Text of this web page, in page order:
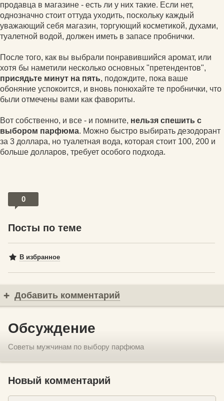
продавца в магазине - есть ли у них такие. Если нет,
однозначно стоит оттуда уходить, поскольку каждый
уважающий себя магазин, торгующий косметикой, духами,
туалетной водой, должен иметь в запасе пробнички.
После того, как вы выбрали понравившийся аромат, или
хотя бы наметили несколько основных "претендентов",
присядьте минут на пять, подождите, пока ваше
обоняние успокоится, и вновь понюхайте те пробнички, что
были отмечены вами как фавориты.
Вот собственно, и все - и помните, нельзя спешить с
выбором парфюма. Можно быстро выбирать дезодорант
за 3 доллара, но туалетная вода, которая стоит 100, 200 и
больше долларов, требует особого подхода.
0
Посты по теме
В избранное
Добавить комментарий
Обсуждение
Советы мужчинам по выбору парфюма
Новый комментарий